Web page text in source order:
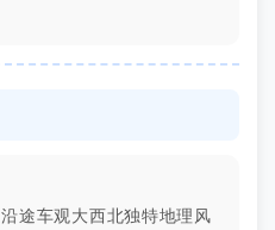
途车观大西北独特地理风